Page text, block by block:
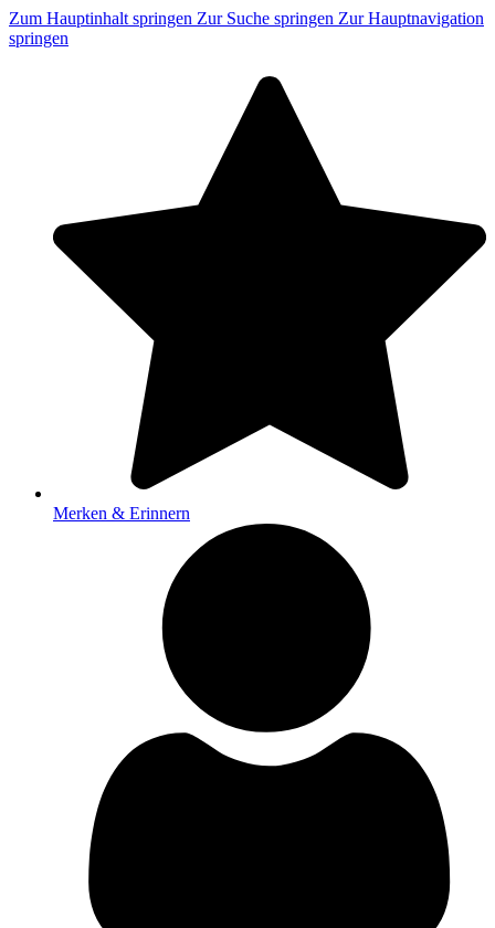
Zum Hauptinhalt springen Zur Suche springen Zur Hauptnavigation
springen
Merken & Erinnern